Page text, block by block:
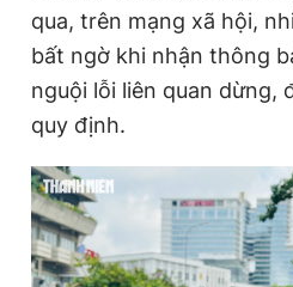
qua, trên mạng xã hội,
bất ngờ khi nhận thông
nguội lỗi liên quan dừng,
quy định.